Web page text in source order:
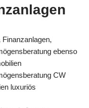
ebenso
CW
luxuriös